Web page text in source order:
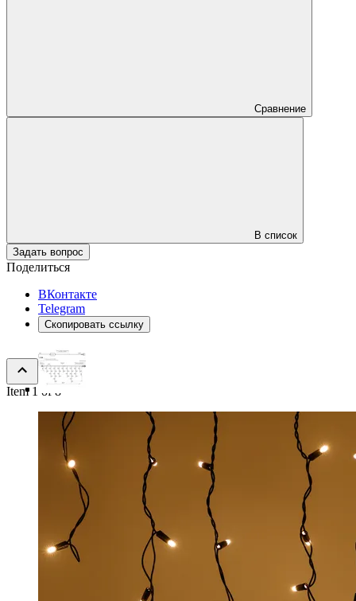
Сравнение
В список
Задать вопрос
Поделиться
ВКонтакте
Telegram
Скопировать ссылку
Item 1 of 8